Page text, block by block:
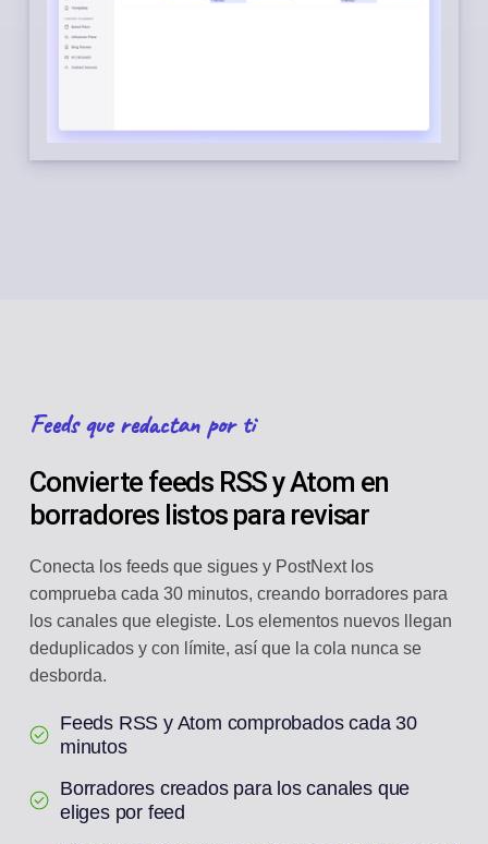
Feeds que redactan por ti
Convierte feeds RSS y Atom en
borradores listos para revisar
Conecta los feeds que sigues y PostNext los
comprueba cada 30 minutos, creando borradores para
los canales que elegiste. Los elementos nuevos llegan
deduplicados y con límite, así que la cola nunca se
desborda.
Feeds RSS y Atom comprobados cada 30
minutos
Borradores creados para los canales que
eliges por feed